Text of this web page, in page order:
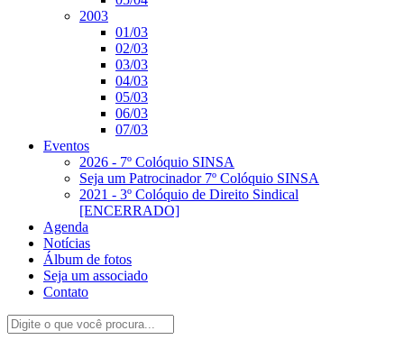
2003
01/03
02/03
03/03
04/03
05/03
06/03
07/03
Eventos
2026 - 7º Colóquio SINSA
Seja um Patrocinador 7º Colóquio SINSA
2021 - 3º Colóquio de Direito Sindical
[ENCERRADO]
Agenda
Notícias
Álbum de fotos
Seja um associado
Contato